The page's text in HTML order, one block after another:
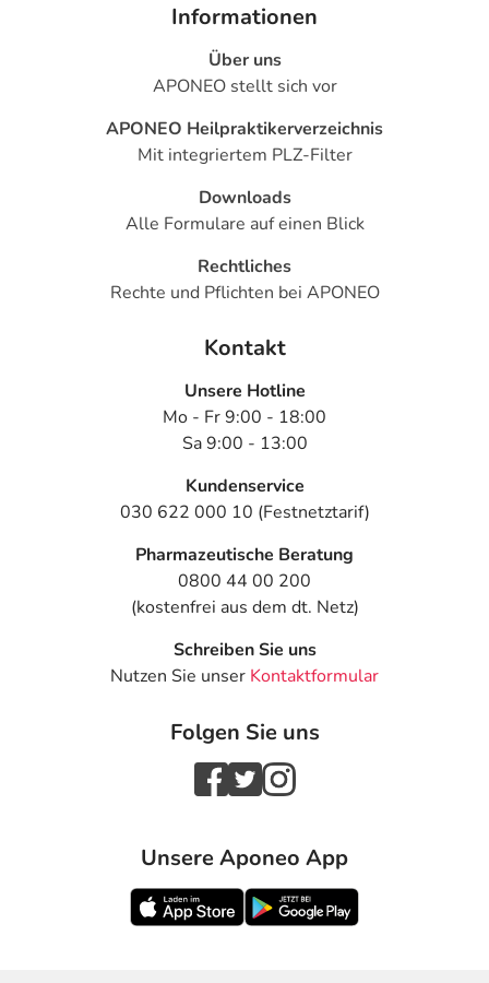
Informationen
Über uns
APONEO stellt sich vor
APONEO Heilpraktikerverzeichnis
Mit integriertem PLZ-Filter
Downloads
Alle Formulare auf einen Blick
Rechtliches
Rechte und Pflichten bei APONEO
Kontakt
Unsere Hotline
Mo - Fr 9:00 - 18:00
Sa 9:00 - 13:00
Kundenservice
030 622 000 10 (Festnetztarif)
Pharmazeutische Beratung
0800 44 00 200
(kostenfrei aus dem dt. Netz)
Schreiben Sie uns
Nutzen Sie unser Kontaktformular
Folgen Sie uns
Unsere Aponeo App